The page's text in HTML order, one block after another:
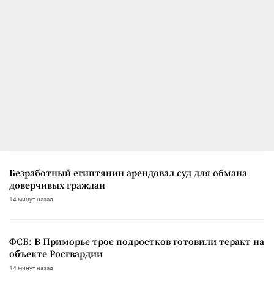
Безработный египтянин арендовал суд для обмана
доверчивых граждан
14 минут назад
ФСБ: В Приморье трое подростков готовили теракт на
объекте Росгвардии
14 минут назад